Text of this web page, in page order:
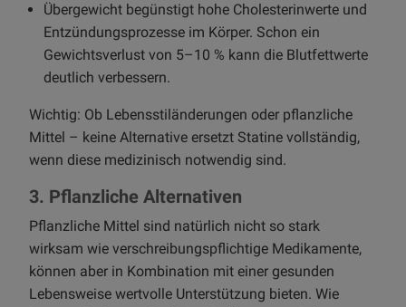
Übergewicht begünstigt hohe Cholesterinwerte und
Entzündungsprozesse im Körper. Schon ein
Gewichtsverlust von 5–10 % kann die Blutfettwerte
deutlich verbessern.
Wichtig: Ob Lebensstiländerungen oder pflanzliche
Mittel – keine Alternative ersetzt Statine vollständig,
wenn diese medizinisch notwendig sind.
3. Pflanzliche Alternativen
Pflanzliche Mittel sind natürlich nicht so stark
wirksam wie verschreibungspflichtige Medikamente,
können aber in Kombination mit einer gesunden
Lebensweise wertvolle Unterstützung bieten. Wie